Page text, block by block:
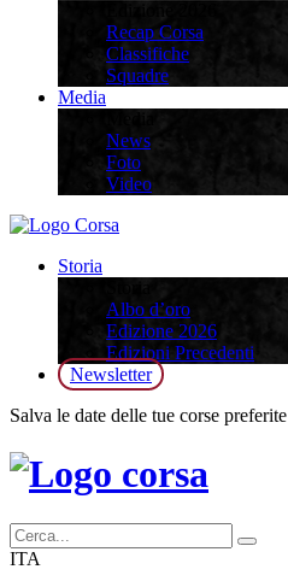
Recap Corsa
Classifiche
Squadre
Media
News
Foto
Video
Storia
Albo d’oro
Edizione 2026
Edizioni Precedenti
Newsletter
Salva le date delle tue corse preferite
ITA